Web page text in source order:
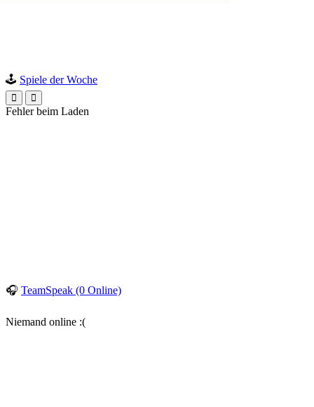
🕹️ Spiele der Woche
Fehler beim Laden
🎧 TeamSpeak (0 Online)
Niemand online :(